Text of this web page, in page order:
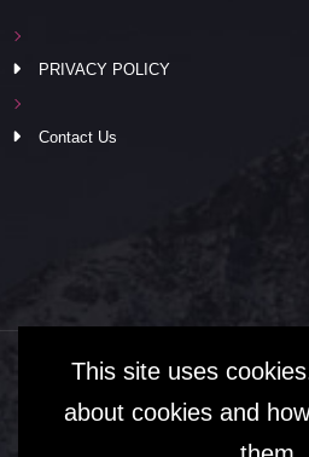
PRIVACY POLICY
Contact Us
This site uses
about cookies and